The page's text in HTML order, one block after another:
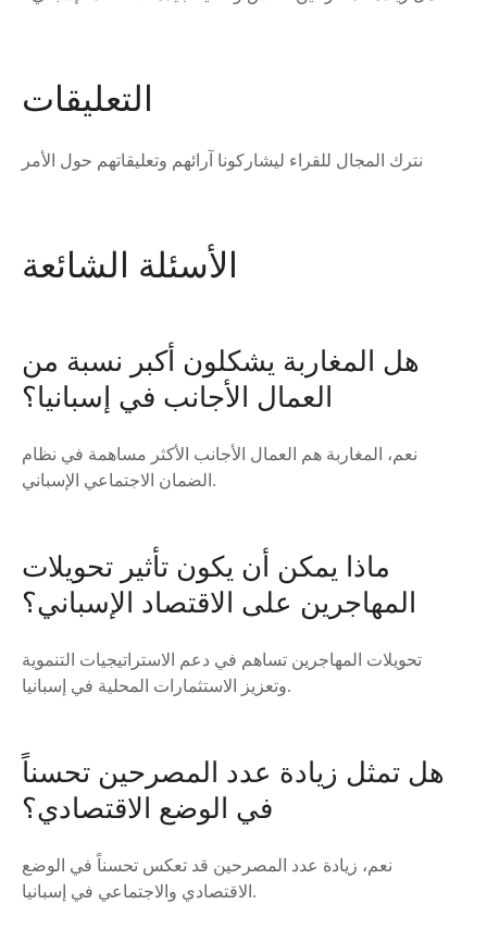
التعليقات
نترك المجال للقراء ليشاركونا آرائهم وتعليقاتهم حول الأمر
الأسئلة الشائعة
هل المغاربة يشكلون أكبر نسبة من
العمال الأجانب في إسبانيا؟
نعم، المغاربة هم العمال الأجانب الأكثر مساهمة في نظام
الضمان الاجتماعي الإسباني.
ماذا يمكن أن يكون تأثير تحويلات
المهاجرين على الاقتصاد الإسباني؟
تحويلات المهاجرين تساهم في دعم الاستراتيجيات التنموية
وتعزيز الاستثمارات المحلية في إسبانيا.
هل تمثل زيادة عدد المصرحين تحسناً
في الوضع الاقتصادي؟
نعم، زيادة عدد المصرحين قد تعكس تحسناً في الوضع
الاقتصادي والاجتماعي في إسبانيا.